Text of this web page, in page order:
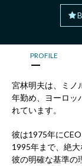
PROFILE
宮林明夫は、ミノ
年勤め、ヨーロッ
れています。
彼は1975年に
1995年まで、絶大
彼の明確な基準の